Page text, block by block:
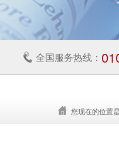
全国服务热线：
您现在的位置